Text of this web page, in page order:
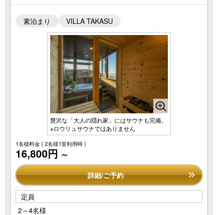
素泊まり VILLA TAKASU
贅沢な「大人の隠れ家」にはサウナも完備。
※ロウリュサウナではありません
1名様料金( 2名様1室利用時 )
16,800円 ～
詳細/ご予約
定員
2～4名様